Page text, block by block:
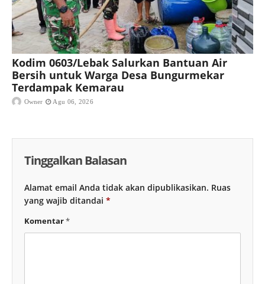
Kodim 0603/Lebak Salurkan Bantuan Air
Bersih untuk Warga Desa Bungurmekar
Terdampak Kemarau
Owner Agu 06, 2026
Tinggalkan Balasan
Alamat email Anda tidak akan dipublikasikan. Ruas
yang wajib ditandai *
Komentar*